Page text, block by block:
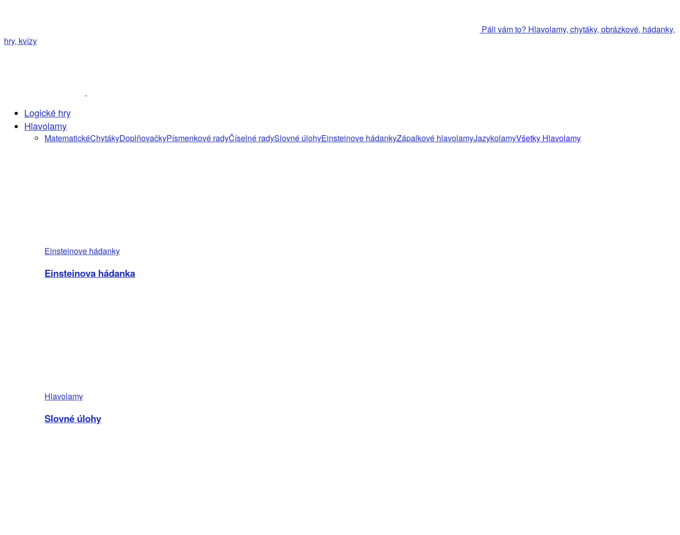
Páli vám to? Hlavolamy, chytáky, obrázkové, hádanky,
hry, kvízy
Logické hry
Hlavolamy
MatematickéChytákyDoplňovačkyPísmenkové radyČíselné radySlovné úlohyEinsteinove hádankyZápalkové hlavolamyJazykolamyVšetky Hlavolamy
Einsteinove hádanky
Einsteinova hádanka
Hlavolamy
Slovné úlohy